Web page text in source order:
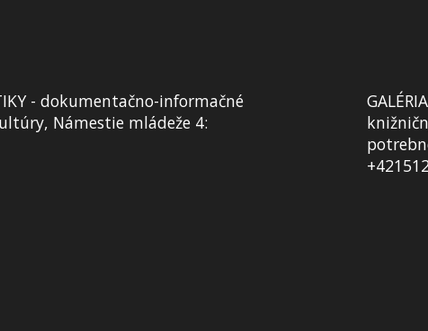
- dokumentačno-informačné
Námestie mládeže 4: